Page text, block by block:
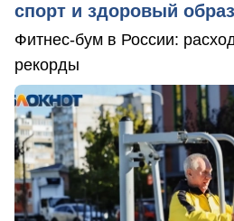
спорт и здоровый
Фитнес-бум в России:
рекорды